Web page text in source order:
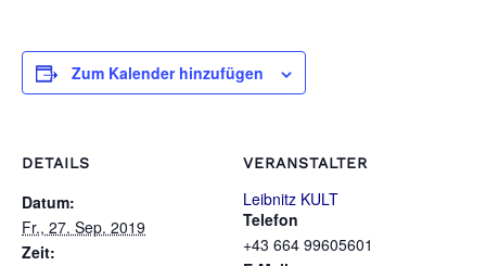
Zum Kalender hinzufügen
DETAILS
Datum:
Fr., 27. Sep. 2019
Zeit:
VERANSTALTER
Leibnitz KULT
Telefon
+43 664 99605601